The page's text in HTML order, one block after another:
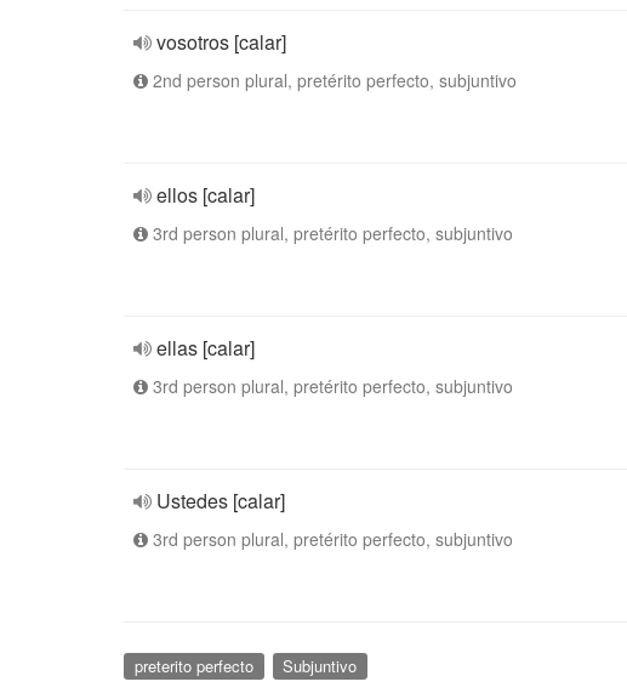
vosotros [calar]
2nd person plural, pretérito perfecto, subjuntivo
ellos [calar]
3rd person plural, pretérito perfecto, subjuntivo
ellas [calar]
3rd person plural, pretérito perfecto, subjuntivo
Ustedes [calar]
3rd person plural, pretérito perfecto, subjuntivo
preterito perfecto Subjuntivo